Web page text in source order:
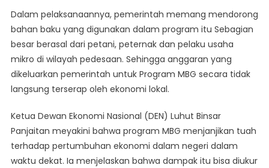
Dalam pelaksanaannya, pemerintah memang mendorong
bahan baku yang digunakan dalam program itu Sebagian
besar berasal dari petani, peternak dan pelaku usaha
mikro di wilayah pedesaan. Sehingga anggaran yang
dikeluarkan pemerintah untuk Program MBG secara tidak
langsung terserap oleh ekonomi lokal.
Ketua Dewan Ekonomi Nasional (DEN) Luhut Binsar
Panjaitan meyakini bahwa program MBG menjanjikan tuah
terhadap pertumbuhan ekonomi dalam negeri dalam
waktu dekat. Ia menjelaskan bahwa dampak itu bisa diukur